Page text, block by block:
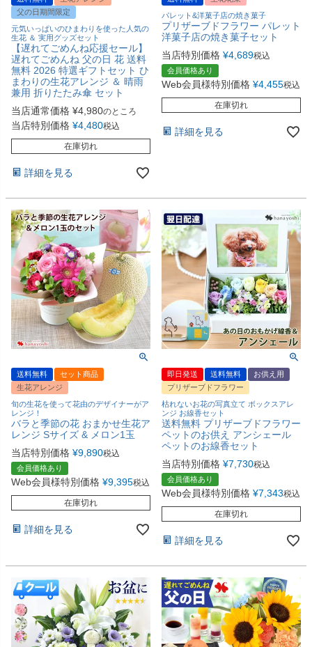
父の日期間限定
元気いっぱいのひまわりを使った人気の
生花 ＆ 実用グッズセット
【遅れてごめんね応援セール】
遅れてごめんね 父の日 花 送料
無料 2026 特選ギフトセット ひ
まわりの生花アレンジ ＆ 晴雨
兼用 折りたたみ傘 セット
当店通常価格 ¥4,980のところ
当店特別価格 ¥4,480税込
在庫切れ
詳細を見る
パレット&洋菓子店の焼き菓子
プリザーブドフラワー パレット
洋菓子店の焼き菓子セット
当店特別価格 ¥4,689税込
会員価格あり
Web会員様特別価格 ¥4,455税込
在庫切れ
詳細を見る
送料無料
セット商品
生花アレンジ
旬の生花を使って花由のデザイナーがア
レンジ！
バラと季節の花 おまかせ生花ア
レンジ Sサイズ & メロン1玉
当店特別価格 ¥9,890税込
会員価格あり
Web会員様特別価格 ¥9,395税込
在庫切れ
詳細を見る
即日発送 送料無料
お供え用
プリザーブドフラワー
枯れないお花の写真立て ボックスアレ
ンジ お線香セット
送料無料 プリザーブドフラワー
ペットのお供え アンシェール
ペットのお線香セット
当店特別価格 ¥7,730税込
会員価格あり
Web会員様特別価格 ¥7,343税込
在庫切れ
詳細を見る